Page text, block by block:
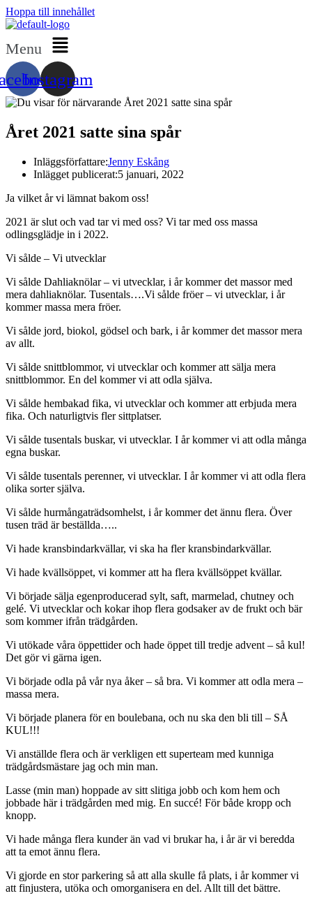
Hoppa till innehållet
Menu
Instagram
Året 2021 satte sina spår
Inläggsförfattare:Jenny Eskång
Inlägget publicerat:5 januari, 2022
Ja vilket år vi lämnat bakom oss!
2021 är slut och vad tar vi med oss? Vi tar med oss massa
odlingsglädje in i 2022.
Vi sålde – Vi utvecklar
Vi sålde Dahliaknölar – vi utvecklar, i år kommer det massor med
mera dahliaknölar. Tusentals….Vi sålde fröer – vi utvecklar, i år
kommer massa mera fröer.
Vi sålde jord, biokol, gödsel och bark, i år kommer det massor mera
av allt.
Vi sålde snittblommor, vi utvecklar och kommer att sälja mera
snittblommor. En del kommer vi att odla själva.
Vi sålde hembakad fika, vi utvecklar och kommer att erbjuda mera
fika. Och naturligtvis fler sittplatser.
Vi sålde tusentals buskar, vi utvecklar. I år kommer vi att odla många
egna buskar.
Vi sålde tusentals perenner, vi utvecklar. I år kommer vi att odla flera
olika sorter själva.
Vi sålde hurmångaträdsomhelst, i år kommer det ännu flera. Över
tusen träd är beställda…..
Vi hade kransbindarkvällar, vi ska ha fler kransbindarkvällar.
Vi hade kvällsöppet, vi kommer att ha flera kvällsöppet kvällar.
Vi började sälja egenproducerad sylt, saft, marmelad, chutney och
gelé. Vi utvecklar och kokar ihop flera godsaker av de frukt och bär
som kommer ifrån trädgården.
Vi utökade våra öppettider och hade öppet till tredje advent – så kul!
Det gör vi gärna igen.
Vi började odla på vår nya åker – så bra. Vi kommer att odla mera –
massa mera.
Vi började planera för en boulebana, och nu ska den bli till – SÅ
KUL!!!
Vi anställde flera och är verkligen ett superteam med kunniga
trädgårdsmästare jag och min man.
Lasse (min man) hoppade av sitt slitiga jobb och kom hem och
jobbade här i trädgården med mig. En succé! För både kropp och
knopp.
Vi hade många flera kunder än vad vi brukar ha, i år är vi beredda
att ta emot ännu flera.
Vi gjorde en stor parkering så att alla skulle få plats, i år kommer vi
att finjustera, utöka och omorganisera en del. Allt till det bättre.